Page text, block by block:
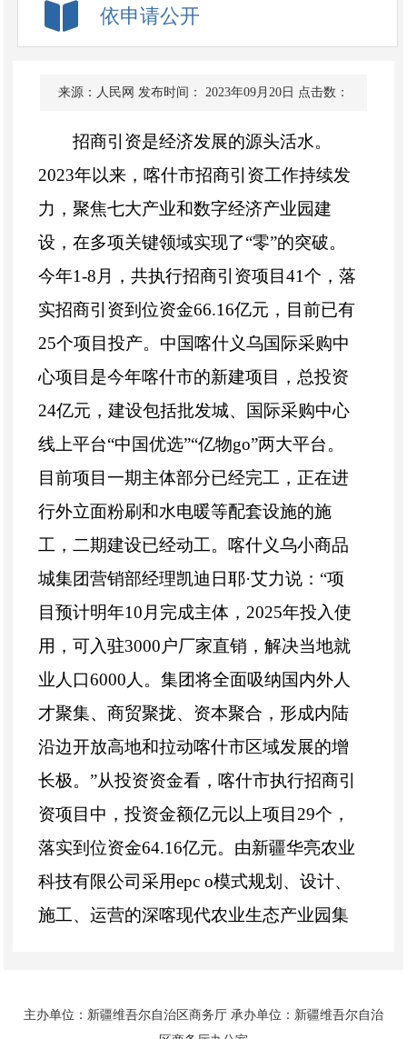
依申请公开
来源：人民网 发布时间： 2023年09月20日 点击数：
招商引资是经济发展的源头活水。
2023年以来，喀什市招商引资工作持续发
力，聚焦七大产业和数字经济产业园建
设，在多项关键领域实现了“零”的突破。
今年1-8月，共执行招商引资项目41个，落
实招商引资到位资金66.16亿元，目前已有
25个项目投产。中国喀什义乌国际采购中
心项目是今年喀什市的新建项目，总投资
24亿元，建设包括批发城、国际采购中心
线上平台“中国优选”“亿物go”两大平台。
目前项目一期主体部分已经完工，正在进
行外立面粉刷和水电暖等配套设施的施
工，二期建设已经动工。喀什义乌小商品
城集团营销部经理凯迪日耶·艾力说： “项
目预计明年10月完成主体，2025年投入使
用，可入驻3000户厂家直销，解决当地就
业人口6000人。集团将全面吸纳国内外人
才聚集、商贸聚拢、资本聚合，形成内陆
沿边开放高地和拉动喀什市区域发展的增
长极。”从投资资金看，喀什市执行招商引
资项目中，投资金额亿元以上项目29个，
落实到位资金64.16亿元。由新疆华亮农业
科技有限公司采用epc o模式规划、设计、
施工、运营的深喀现代农业生态产业园集
1座玻璃温室已经开始利用无土栽培技术和
主办单位：新疆维吾尔自治区商务厅 承办单位：新疆维吾尔自治